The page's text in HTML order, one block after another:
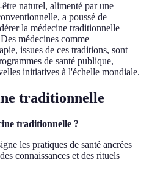
naturel, alimenté par une
a poussé de
la médecine traditionnelle
médecines comme
issues de ces traditions, sont
de santé publique,
initiatives à l'échelle mondiale.
traditionnelle
traditionnelle ?
les pratiques de santé ancrées
connaissances et des rituels